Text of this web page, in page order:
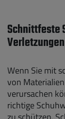
Schnittfeste
Wenn Sie mit
von
verursachen
richtige